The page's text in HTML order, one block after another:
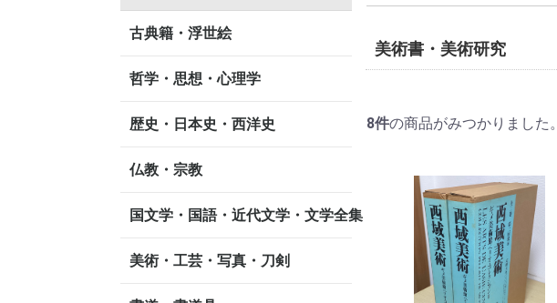
古典籍・浮世絵
哲学・思想・心理学
歴史・日本史・西洋史
仏教・宗教
国文学・国語・近代文学・文学全集
美術・工芸・写真・刀剣
美術書・美術研究
8件の商品がみつかりました。